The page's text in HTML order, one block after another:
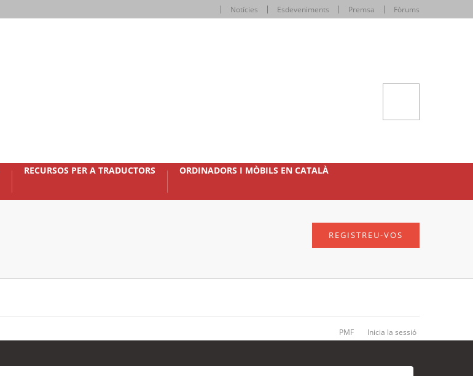
Notícies Esdeveniments Premsa Fòrums
RECURSOS PER A TRADUCTORS ORDINADORS I MÒBILS EN CATALÀ
REGISTREU-VOS
PMF Inicia la sessió